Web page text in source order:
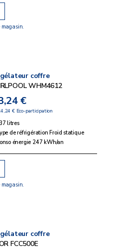
magasin.
coffre
WHM4612
€
€ Eco-participation
litres
de réfrigération Froid statique
énergie 247 kWh/an
magasin.
coffre
FCC500E